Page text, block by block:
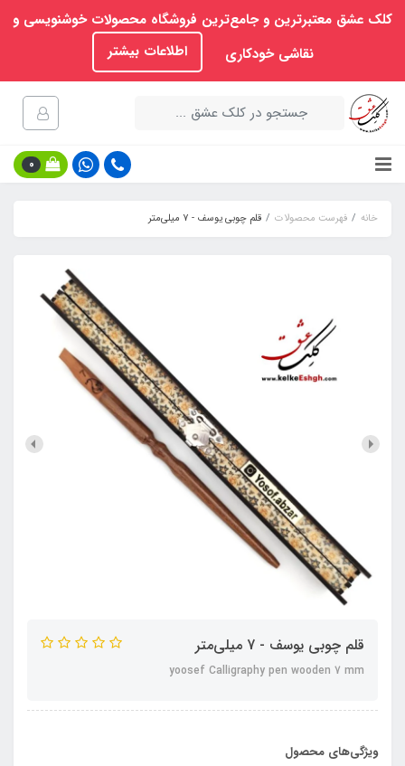
کلک عشق معتبرترین و جامع‌ترین فروشگاه محصولات خوشنویسی و
نقاشی خودکاری
اطلاعات بیشتر
0
خانه فهرست محصولات قلم چوبی یوسف - 7 میلی‌متر
قلم چوبی یوسف - 7 میلی‌متر
yoosef Calligraphy pen wooden 7 mm
ویژگی‌های محصول